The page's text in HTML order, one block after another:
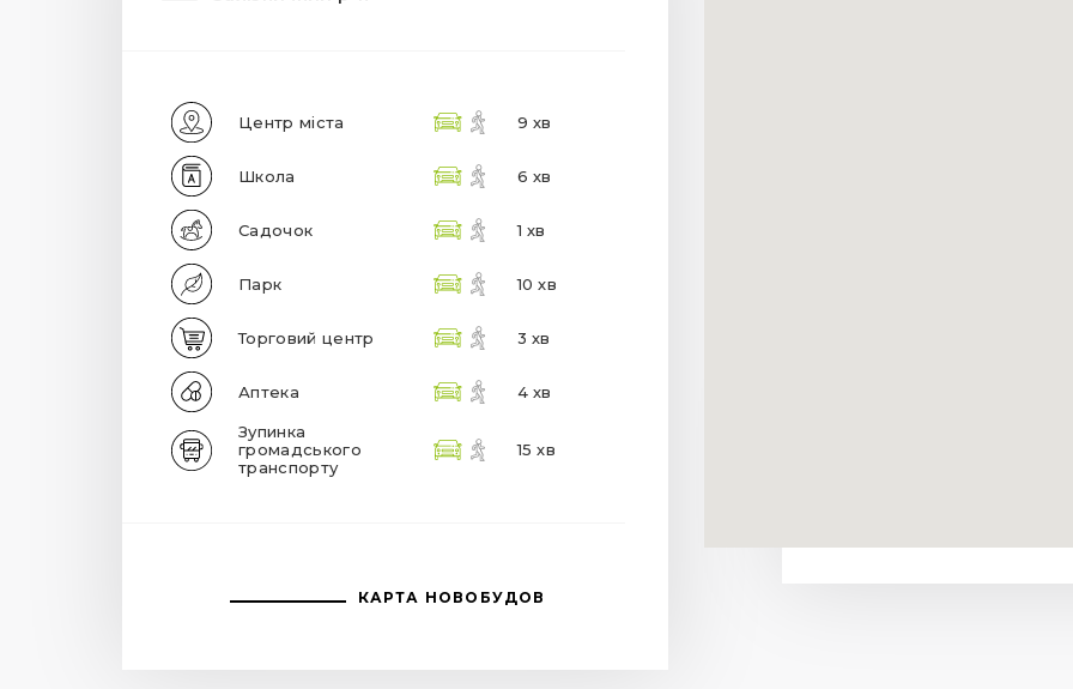
Центр міста 9 хв
Школа 6 хв
Садочок 1 хв
Парк 10 хв
Торговий центр 3 хв
Аптека 4 хв
Зупинка
громадського
транспорту
15 хв
КАРТА НОВОБУДОВ